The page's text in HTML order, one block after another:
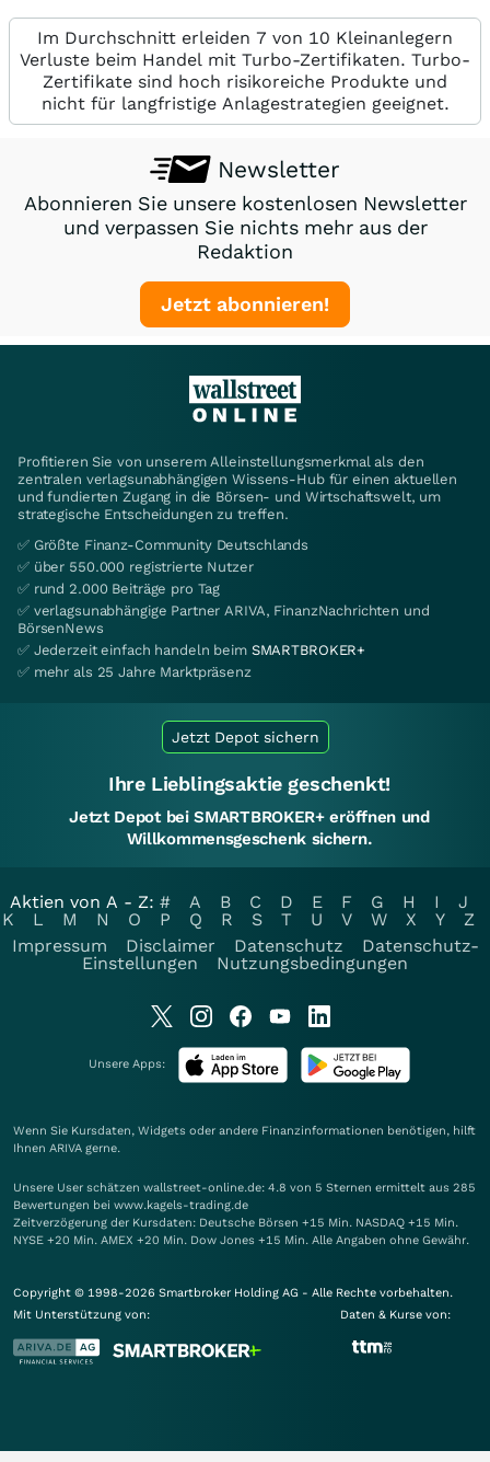
Im Durchschnitt erleiden 7 von 10 Kleinanlegern
Verluste beim Handel mit Turbo-Zertifikaten. Turbo-
Zertifikate sind hoch risikoreiche Produkte und
nicht für langfristige Anlagestrategien geeignet.
Newsletter
Abonnieren Sie unsere kostenlosen Newsletter
und verpassen Sie nichts mehr aus der
Redaktion
Jetzt abonnieren!
Profitieren Sie von unserem Alleinstellungsmerkmal als den
zentralen verlagsunabhängigen Wissens-Hub für einen aktuellen
und fundierten Zugang in die Börsen- und Wirtschaftswelt, um
strategische Entscheidungen zu treffen.
✅ Größte Finanz-Community Deutschlands
✅ über 550.000 registrierte Nutzer
✅ rund 2.000 Beiträge pro Tag
✅ verlagsunabhängige Partner ARIVA, FinanzNachrichten und
BörsenNews
✅ Jederzeit einfach handeln beim SMARTBROKER+
✅ mehr als 25 Jahre Marktpräsenz
Jetzt Depot sichern
Ihre Lieblingsaktie geschenkt!
Jetzt Depot bei SMARTBROKER+ eröffnen und
Willkommensgeschenk sichern.
Aktien von A - Z: # A B C D E F G H I
J
K
L M N O P Q R S T U V W X Y
Z
Impressum
Disclaimer Datenschutz
Datenschutz-
Einstellungen
Nutzungsbedingungen
Unsere Apps:
Wenn Sie Kursdaten, Widgets oder andere Finanzinformationen benötigen, hilft
Ihnen ARIVA gerne.
Unsere User schätzen wallstreet-online.de: 4.8 von 5 Sternen ermittelt aus 285
Bewertungen bei www.kagels-trading.de
Zeitverzögerung der Kursdaten: Deutsche Börsen +15 Min. NASDAQ +15 Min.
NYSE +20 Min. AMEX +20 Min. Dow Jones +15 Min. Alle Angaben ohne Gewähr.
Copyright © 1998-2026 Smartbroker Holding AG - Alle Rechte vorbehalten.
Mit Unterstützung von:
Daten & Kurse von: